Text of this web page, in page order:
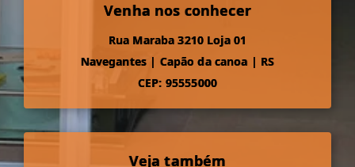
Venha nos conhecer
Rua Maraba 3210 Loja 01
Navegantes | Capão da canoa | RS
CEP: 95555000
Veja também